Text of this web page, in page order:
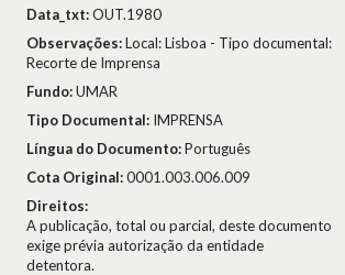
Data_txt:OUT.1980
Observações:Local: Lisboa - Tipo documental:
Recorte de Imprensa
Fundo:UMAR
Tipo Documental: IMPRENSA
Língua do Documento:Português
Cota Original:0001.003.006.009
Direitos:
A publicação, total ou parcial, deste documento
exige prévia autorização da entidade
detentora.